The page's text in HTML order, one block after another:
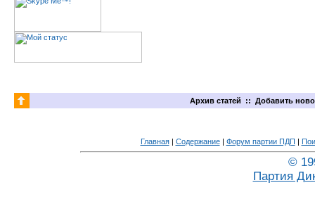
Архив статей :: Добавить
Главная| Содержание| Форум партии ПДП |
©
Партия